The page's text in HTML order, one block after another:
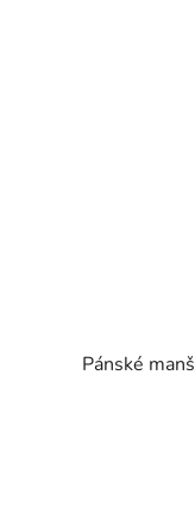
Pánské